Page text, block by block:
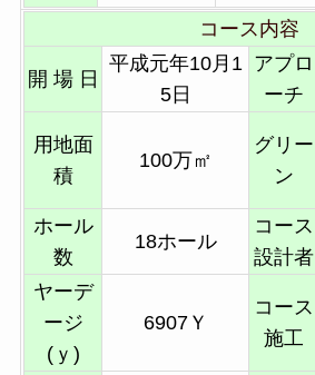
コース内容
開 場 日
平成元年10月1
5日
アプロ
ーチ
用地面
積
100万㎡
グリー
ン
ホール
数
18ホール
コース
設計者
ヤーデ
ージ
(ｙ)
6907Ｙ
コース
施工